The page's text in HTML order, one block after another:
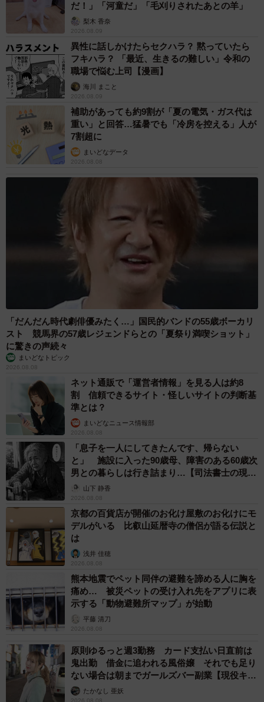
だ！」「河童だ」「毛刈りされたあとの羊」
梨木 香奈
2026.08.09
異性に話しかけたらセクハラ？ 黙っていたら
フキハラ？ 「最近、生きるの難しい」令和の
職場で悩む上司【漫画】
海川 まこと
2026.08.09
補助があっても約9割が「夏の電気・ガス代は
重い」と回答…猛暑でも「冷房を控える」人が
7割超に
まいどなデータ
2026.08.08
「だんだん時代劇俳優みたく…」国民的バンドの55歳ボーカリ
スト 競馬界の57歳レジェンドらとの「夏祭り満喫ショット」
に驚きの声続々
まいどなトピック
2026.08.08
ネット通販で「運営者情報」を見る人は約8
割 信頼できるサイト・怪しいサイトの判断基
準とは？
まいどなニュース情報部
2026.08.08
「息子を一人にしてきたんです、帰らない
と」 施設に入った90歳母、障害のある60歳次
男との暮らしは行き詰まり…【司法書士の現場
から】山下 静香
2026.08.08
京都の百貨店が開催のお化け屋敷のお化けにモ
デルがいる 比叡山延暦寺の僧侶が語る伝説と
は
浅井 佳穂
2026.08.08
熊本地震でペット同伴の避難を諦める人に胸を
痛め… 被災ペットの受け入れ先をアプリに表
示する「動物避難所マップ」が始動
平藤 清刀
2026.08.08
原則ゆるっと週3勤務 カード支払い日直前は
鬼出勤 借金に追われる風俗嬢 それでも足り
ない場合は朝までガールズバー副業【現役キャ
ストに取材】
たかなし 亜妖
2026.08.08